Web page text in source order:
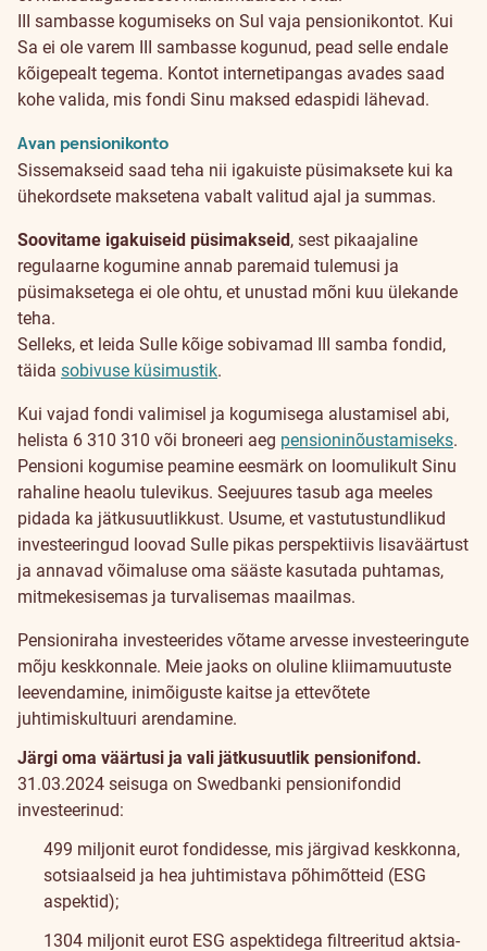
Kuidas
alustada?
III sambasse kogumiseks on Sul vaja pensionikontot. Kui
Sa ei ole varem III sambasse kogunud, pead selle endale
kõigepealt tegema. Kontot internetipangas avades saad
kohe valida, mis fondi Sinu maksed edaspidi lähevad.
Avan pensionikonto
Sissemakseid saad teha nii igakuiste püsimaksete kui ka
ühekordsete maksetena vabalt valitud ajal ja summas.
Soovitame igakuiseid püsimakseid, sest pikaajaline
regulaarne kogumine annab paremaid tulemusi ja
püsimaksetega ei ole ohtu, et unustad mõni kuu ülekande
teha.
Selleks, et leida Sulle kõige sobivamad III samba fondid,
täida sobivuse küsimustik.
Kui vajad fondi valimisel ja kogumisega alustamisel abi,
helista 6 310 310 või broneeri aeg pensioninõustamiseks.
Jätkusuutlikkus
Pensioni kogumise peamine eesmärk on loomulikult Sinu
rahaline heaolu tulevikus. Seejuures tasub aga meeles
pidada ka jätkusuutlikkust. Usume, et vastutustundlikud
investeeringud loovad Sulle pikas perspektiivis lisaväärtust
ja annavad võimaluse oma sääste kasutada puhtamas,
mitmekesisemas ja turvalisemas maailmas.
Pensioniraha investeerides võtame arvesse investeeringute
mõju keskkonnale. Meie jaoks on oluline kliimamuutuste
leevendamine, inimõiguste kaitse ja ettevõtete
juhtimiskultuuri arendamine.
Järgi oma väärtusi ja vali jätkusuutlik pensionifond.
31.03.2024 seisuga on Swedbanki pensionifondid
investeerinud:
499 miljonit eurot fondidesse, mis järgivad keskkonna,
sotsiaalseid ja hea juhtimistava põhimõtteid (ESG
aspektid);
1304 miljonit eurot ESG aspektidega filtreeritud aktsia-